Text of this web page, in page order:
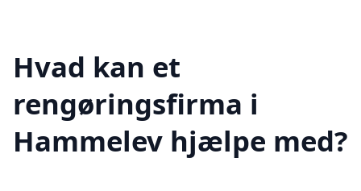
Hvad kan et
rengøringsfirma i
Hammelev hjælpe med?